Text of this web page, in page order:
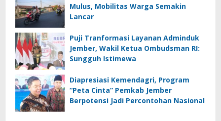
Mulus, Mobilitas Warga Semakin
Lancar
Puji Tranformasi Layanan Adminduk
Jember, Wakil Ketua Ombudsman RI:
Sungguh Istimewa
Diapresiasi Kemendagri, Program
“Peta Cinta” Pemkab Jember
Berpotensi Jadi Percontohan Nasional